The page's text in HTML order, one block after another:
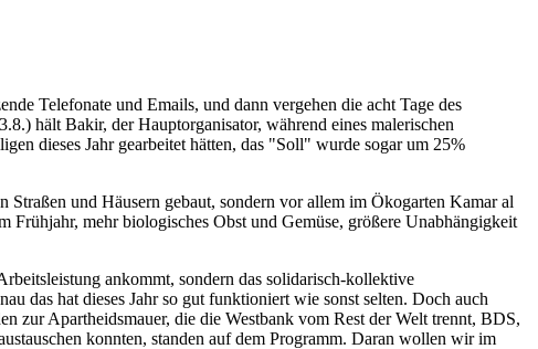
Telefonate und Emails, und dann vergehen die acht Tage des
hält Bakir, der Hauptorganisator, während eines malerischen
dieses Jahr gearbeitet hätten, das "Soll" wurde sogar um 25%
und Häusern gebaut, sondern vor allem im Ökogarten Kamar al
Frühjahr, mehr biologisches Obst und Gemüse, größere Unabhängigkeit
ankommt, sondern das solidarisch-kollektive
das hat dieses Jahr so gut funktioniert wie sonst selten. Doch auch
zur Apartheidsmauer, die die Westbank vom Rest der Welt trennt, BDS,
konnten, standen auf dem Programm. Daran wollen wir im